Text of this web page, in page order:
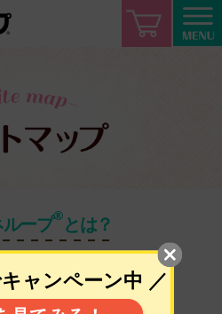
ピップマグネループ®
ープ®とは？
プ